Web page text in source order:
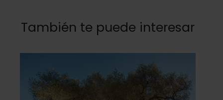
También te puede interesar